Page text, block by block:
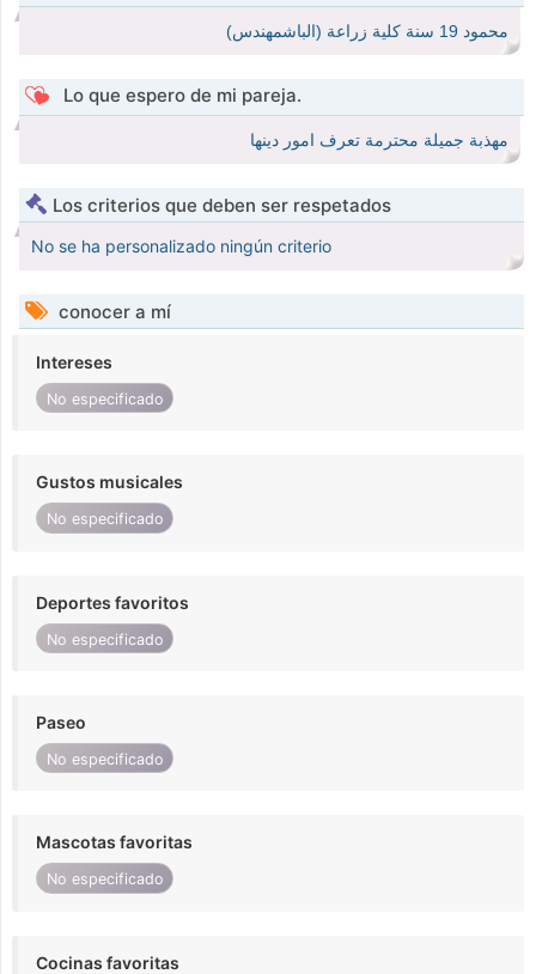
محمود 19 سنة كلية زراعة (الباشمهندس)
Lo que espero de mi pareja.
مهذبة جميلة محترمة تعرف امور دينها
Los criterios que deben ser respetados
No se ha personalizado ningún criterio
conocer a mí
Intereses
No especificado
Gustos musicales
No especificado
Deportes favoritos
No especificado
Paseo
No especificado
Mascotas favoritas
No especificado
Cocinas favoritas